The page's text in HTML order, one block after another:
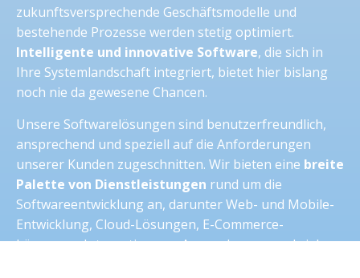
zukunftsversprechende Geschäftsmodelle und
bestehende Prozesse werden stetig optimiert.
Intelligente und innovative Software, die sich in
Ihre Systemlandschaft integriert, bietet hier bislang
noch nie da gewesene Chancen.
Unsere Softwarelösungen sind benutzerfreundlich,
ansprechend und speziell auf die Anforderungen
unserer Kunden zugeschnitten. Wir bieten eine breite
Palette von Dienstleistungen rund um die
Softwareentwicklung an, darunter Web- und Mobile-
Entwicklung, Cloud-Lösungen, E-Commerce-
Lösungen, Integration von Anwendungen und vieles